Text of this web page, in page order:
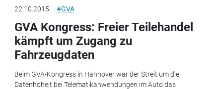
22.10.2015 #GVA
GVA Kongress: Freier Teilehandel
kämpft um Zugang zu
Fahrzeugdaten
Beim GVA-Kongress in Hannover war der Streit um die
Datenhoheit bei Telematikanwendungen im Auto das